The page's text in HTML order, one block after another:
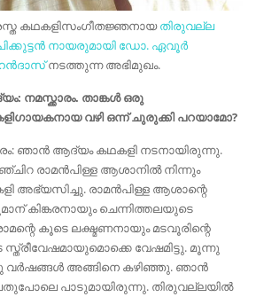
കഥകളിസംഗീതജ്ഞനായതിരുവല്ല
നായരുമായി ഡോ. ഏവൂർ
നടത്തുന്ന അഭിമുഖം.
നമസ്ക്കാരം. താങ്കൾ ഒരു
വഴി ഒന്ന് ചുരുക്കി പറയാമോ?
ഞാന്‍ ആദ്യം കഥകളി നടനായിരുന്നു.
രാമന്‍പിള്ള ആശാനില്‍ നിന്നും
അഭ്യസിച്ചു. രാമന്‍പിള്ള ആശാന്റെ
കിങ്കരനായും ചെന്നിത്തലയുടെ
കൂടെ ലക്ഷ്മണനായും മടവൂരിന്റെ
വേഷമിട്ടു. മൂന്നു
വര്‍ഷങ്ങള്‍ അങ്ങിനെ കഴിഞ്ഞു. ഞാന്‍
പാടുമായിരുന്നു. തിരുവല്ലയില്‍